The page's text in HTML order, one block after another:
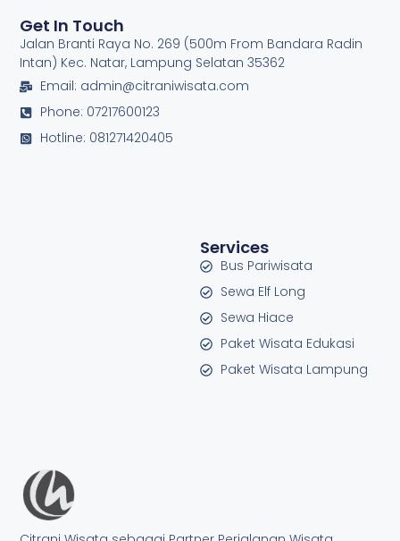
Services
Bus Pariwisata
Sewa Elf Long
Sewa Hiace
Paket Wisata Edukasi
Paket Wisata Lampung
Get In Touch
Jalan Branti Raya No. 269 (500m From Bandara Radin
Intan) Kec. Natar, Lampung Selatan 35362
Email: admin@citraniwisata.com
Phone: 07217600123
Hotline: 081271420405